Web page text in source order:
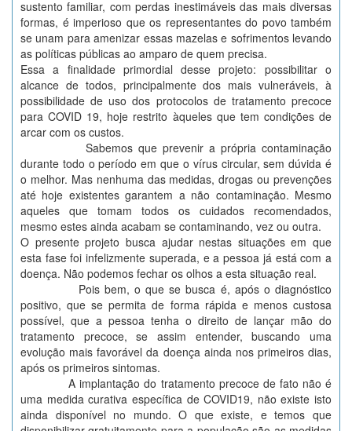
sustento familiar, com perdas inestimáveis das mais diversas
formas, é imperioso que os representantes do povo também
se unam para amenizar essas mazelas e sofrimentos levando
as políticas públicas ao amparo de quem precisa.
Essa a finalidade primordial desse projeto: possibilitar o
alcance de todos, principalmente dos mais vulneráveis, à
possibilidade de uso dos protocolos de tratamento precoce
para COVID 19, hoje restrito àqueles que tem condições de
arcar com os custos.
Sabemos que prevenir a própria contaminação
durante todo o período em que o vírus circular, sem dúvida é
o melhor. Mas nenhuma das medidas, drogas ou prevenções
até hoje existentes garantem a não contaminação. Mesmo
aqueles que tomam todos os cuidados recomendados,
mesmo estes ainda acabam se contaminando, vez ou outra.
O presente projeto busca ajudar nestas situações em que
esta fase foi infelizmente superada, e a pessoa já está com a
doença. Não podemos fechar os olhos a esta situação real.
Pois bem, o que se busca é, após o diagnóstico
positivo, que se permita de forma rápida e menos custosa
possível, que a pessoa tenha o direito de lançar mão do
tratamento precoce, se assim entender, buscando uma
evolução mais favorável da doença ainda nos primeiros dias,
após os primeiros sintomas.
A implantação do tratamento precoce de fato não é
uma medida curativa específica de COVID19, não existe isto
ainda disponível no mundo. O que existe, e temos que